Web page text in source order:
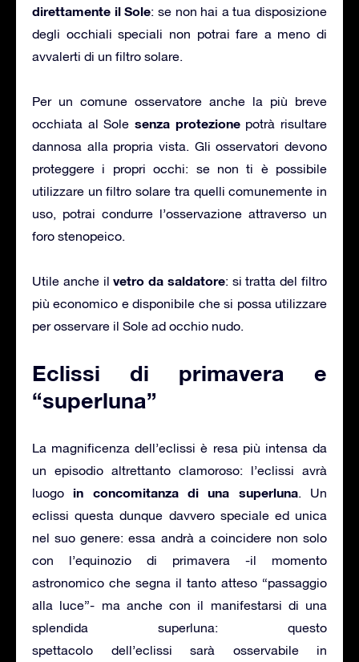
direttamente il Sole: se non hai a tua disposizione
degli occhiali speciali non potrai fare a meno di
avvalerti di un filtro solare.
Per un comune osservatore anche la più breve
occhiata al Sole senza protezionepotrà risultare
dannosa alla propria vista. Gli osservatori devono
proteggere i propri occhi: se non ti è possibile
utilizzare un filtro solare tra quelli comunemente in
uso, potrai condurre l’osservazione attraverso un
foro stenopeico.
Utile anche ilvetro da saldatore: si tratta del filtro
più economico e disponibile che si possa utilizzare
per osservare il Sole ad occhio nudo.
Eclissi di primavera e
“superluna”
La magnificenza dell’eclissi è resa più intensa da
un episodio altrettanto clamoroso: l’eclissi avrà
luogo in concomitanza di una superluna. Un
eclissi questa dunque davvero speciale ed unica
nel suo genere: essa andrà a coincidere non solo
con l’equinozio di primavera -il momento
astronomico che segna il tanto atteso “passaggio
alla luce”- ma anche con il manifestarsi di una
splendida superluna: questo
spettacolo dell’eclissi sarà osservabile in